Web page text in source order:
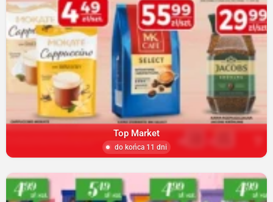
Top Market
do końca 11 dni